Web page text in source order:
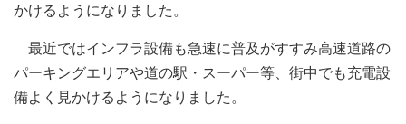
かけるようになりました。
最近ではインフラ設備も急速に普及がすすみ高速道路の
パーキングエリアや道の駅・スーパー等、街中でも充電設
備よく見かけるようになりました。